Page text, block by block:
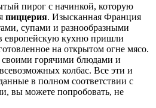
пирог с начинкой, которую
пиццерия. Изысканная Франция
супами и разнообразными
европейскую кухню пришли
на открытом огне мясо.
своими горячими блюдами и
колбас. Все эти и
в полном соответствии с
вы можете попробовать, не